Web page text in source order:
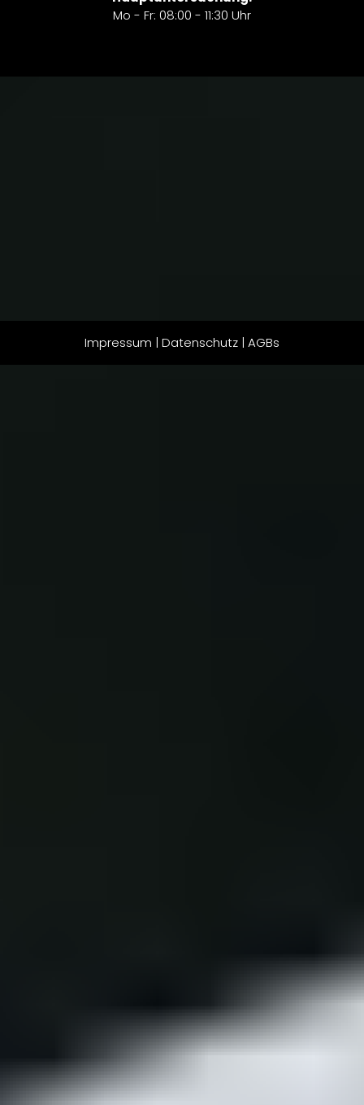
Mo - Fr: 08:00 - 11:30 Uhr
Impressum | Datenschutz | AGBs